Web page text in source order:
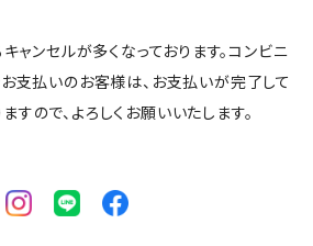
ンセルが多くなっております。コンビニ
支払いのお客様は、お支払いが完了して
すので、よろしくお願いいたします。